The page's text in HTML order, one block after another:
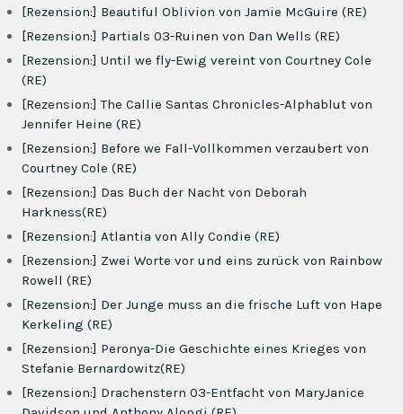
[Rezension:] Beautiful Oblivion von Jamie McGuire (RE)
[Rezension:] Partials 03-Ruinen von Dan Wells (RE)
[Rezension:] Until we fly-Ewig vereint von Courtney Cole
(RE)
[Rezension:] The Callie Santas Chronicles-Alphablut von
Jennifer Heine (RE)
[Rezension:] Before we Fall-Vollkommen verzaubert von
Courtney Cole (RE)
[Rezension:] Das Buch der Nacht von Deborah
Harkness(RE)
[Rezension:] Atlantia von Ally Condie (RE)
[Rezension:] Zwei Worte vor und eins zurück von Rainbow
Rowell (RE)
[Rezension:] Der Junge muss an die frische Luft von Hape
Kerkeling (RE)
[Rezension:] Peronya-Die Geschichte eines Krieges von
Stefanie Bernardowitz(RE)
[Rezension:] Drachenstern 03-Entfacht von MaryJanice